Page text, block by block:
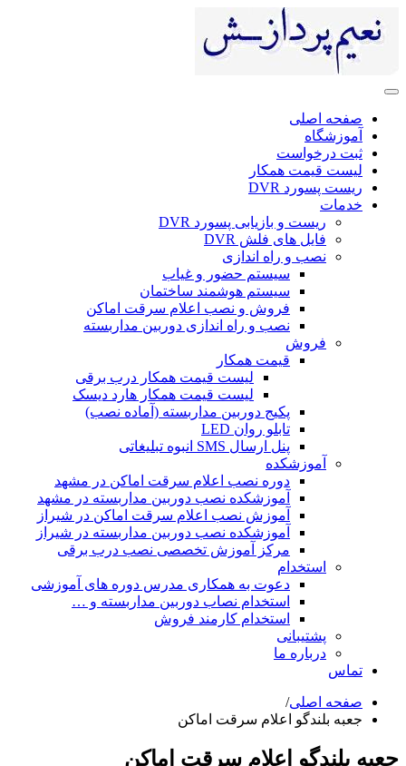
صفحه اصلی
آموزشگاه
ثبت درخواست
لیست قیمت همکار
ریست پسورد DVR
خدمات
ریست و بازیابی پسورد DVR
فایل های فلش DVR
نصب و راه اندازی
سیستم حضور و غیاب
سیستم هوشمند ساختمان
فروش و نصب اعلام سرقت اماکن
نصب و راه اندازی دوربین مداربسته
فروش
قیمت همکار
لیست قیمت همکار درب برقی
لیست قیمت همکار هارد دیسک
پکیج دوربین مداربسته (آماده نصب)
تابلو روان LED
پنل ارسال SMS انبوه تبلیغاتی
آموزشکده
دوره نصب اعلام سرقت اماکن در مشهد
آموزشکده نصب دوربین مداربسته در مشهد
آموزش نصب اعلام سرقت اماکن در شیراز
آموزشکده نصب دوربین مداربسته در شیراز
مرکز آموزش تخصصی نصب درب برقی
استخدام
دعوت به همکاری مدرس دوره های آموزشی
استخدام نصاب دوربین مداربسته و …
استخدام کارمند فروش
پشتیبانی
درباره ما
تماس
صفحه اصلی/
جعبه بلندگو اعلام سرقت اماکن
جعبه بلندگو اعلام سرقت اماکن